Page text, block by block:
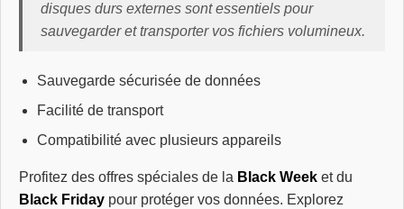
disques durs externes sont essentiels pour
sauvegarder et transporter vos fichiers volumineux.
Sauvegarde sécurisée de données
Facilité de transport
Compatibilité avec plusieurs appareils
Profitez des offres spéciales de la Black Week et du
Black Friday pour protéger vos données. Explorez